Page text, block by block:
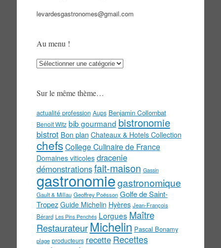
levardesgastronomes@gmail.com
Au menu !
Au
Sur le même thème…
actualité profession Aups Benjamin Collombat
Benoit Witz bib gourmand bistronomie
bistrot Bon plan Chateaux & Hotels Collection
chefs College Culinaire de France
Domaines viticoles dracenie
démonstrationsfait-maison Gassin
gastronomiegastronomique
Gault & Millau Geoffrey Poësson Golfe de Saint-
Tropez Guide Michelin Hyères Jean-François
Bérard Les Pins Penchés Lorgues Maître
Restaurateur Michelin Pascal Bonamy
plage producteurs recette Recettes